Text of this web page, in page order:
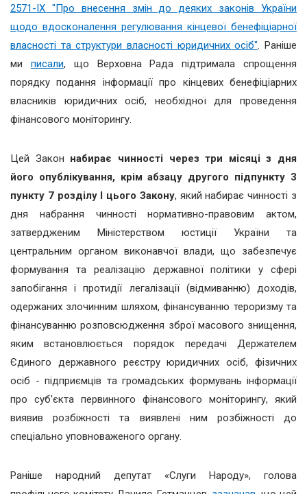
2571-IX "Про внесення змін до деяких законів України
щодо вдосконалення регулювання кінцевої бенефіціарної
власності та структури власності юридичних осіб". Раніше
ми писали, що Верховна Рада підтримала спрощення
порядку подання інформації про кінцевих бенефіціарних
власників юридичних осіб, необхідної для проведення
фінансового моніторингу.
Цей Закон набирає чинності через три місяці з дня
його опублікування, крім абзацу другого підпункту 3
пункту 7 розділу I цього Закону, який набирає чинності з
дня набрання чинності нормативно-правовим актом,
затвердженим Міністерством юстиції України та
центральним органом виконавчої влади, що забезпечує
формування та реалізацію державної політики у сфері
запобігання і протидії легалізації (відмиванню) доходів,
одержаних злочинним шляхом, фінансуванню тероризму та
фінансуванню розповсюдження зброї масового знищення,
яким встановлюється порядок передачі Держателем
Єдиного державного реєстру юридичних осіб, фізичних
осіб - підприємців та громадських формувань інформації
про суб'єкта первинного фінансового моніторингу, який
виявив розбіжності та виявлені ним розбіжності до
спеціально уповноваженого органу.
Раніше народний депутат «Слуги Народу», голова